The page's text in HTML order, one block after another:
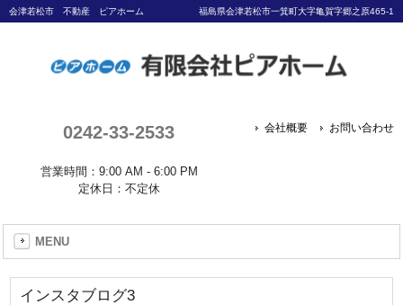
会津若松市 不動産 ピアホーム 福島県会津若松市一箕町大字亀賀字郷之原465-1
0242-33-2533
営業時間：9:00 AM - 6:00 PM
定休日：不定休
会社概要 お問い合わせ
MENU
インスタブログ3